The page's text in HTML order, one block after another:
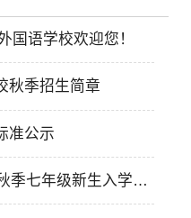
国语学校欢迎您！
秋季招生简章
准公示
季七年级新生入学须